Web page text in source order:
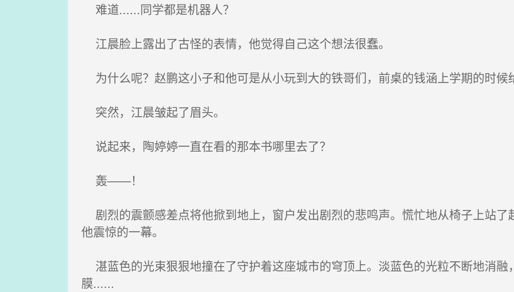
难道......同学都是机器人？
江晨脸上露出了古怪的表情，他觉得自己这个想法很蠢。
为什么呢？赵鹏这小子和他可是从小玩到大的铁哥们，前桌的钱涵上学期的时候
突然，江晨皱起了眉头。
说起来，陶婷婷一直在看的那本书哪里去了？
轰——！
剧烈的震颤感差点将他掀到地上，窗户发出剧烈的悲鸣声。慌忙地从椅子上站了
他震惊的一幕。
湛蓝色的光束狠狠地撞在了守护着这座城市的穹顶上。淡蓝色的光粒不断地消融
膜......